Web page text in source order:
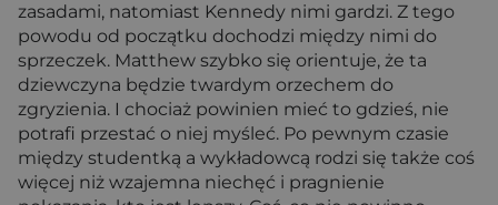
zasadami, natomiast Kennedy nimi gardzi. Z tego
powodu od początku dochodzi między nimi do
sprzeczek. Matthew szybko się orientuje, że ta
dziewczyna będzie twardym orzechem do
zgryzienia. I chociaż powinien mieć to gdzieś, nie
potrafi przestać o niej myśleć. Po pewnym czasie
między studentką a wykładowcą rodzi się także coś
więcej niż wzajemna niechęć i pragnienie